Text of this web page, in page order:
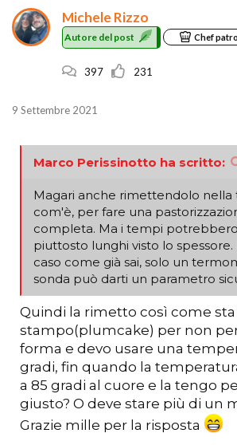
Michele Rizzo
Autore del post Chef
397 231
9 Settembre 2021
Marco Perissinotto ha scritto:
Magari anche rimettendolo nella
com'è, per fare una
completa. Ma i tempi
piuttosto lunghi visto lo
caso come già sai, solo un
sonda può darti un parametro
Quindi la rimetto così come
stampo(plumcake) per non
forma e devo usare una
gradi, fin quando la
a 85 gradi al cuore e la tengo
giusto? O deve stare più di un
Grazie mille per la risposta